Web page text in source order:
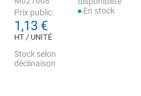
Prix public:
1,13 €
HT / UNITÉ
Stock selon
déclinaison
En stock